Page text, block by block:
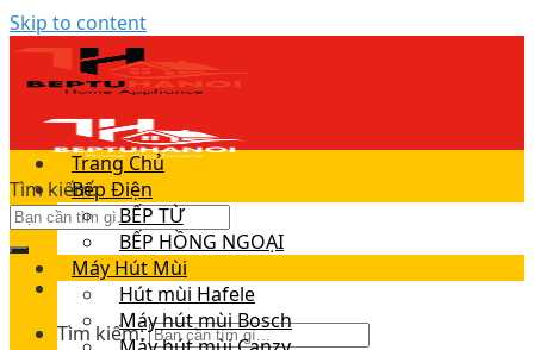
Skip to content
Tìm kiếm:
Tìm kiếm:
Trang Chủ
Bếp Điện
BẾP TỪ
BẾP HỒNG NGOẠI
Máy Hút Mùi
Hút mùi Hafele
Máy hút mùi Bosch